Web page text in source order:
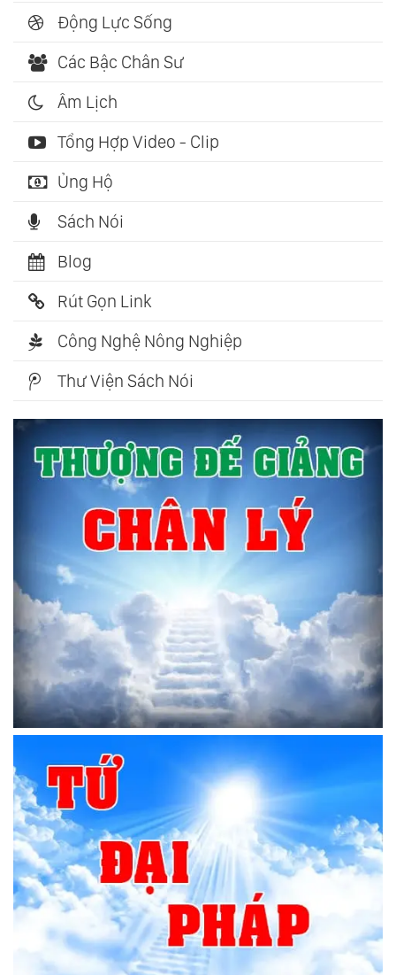
Động Lực Sống
Các Bậc Chân Sư
Âm Lịch
Tổng Hợp Video - Clip
Ủng Hộ
Sách Nói
Blog
Rút Gọn Link
Công Nghệ Nông Nghiệp
Thư Viện Sách Nói